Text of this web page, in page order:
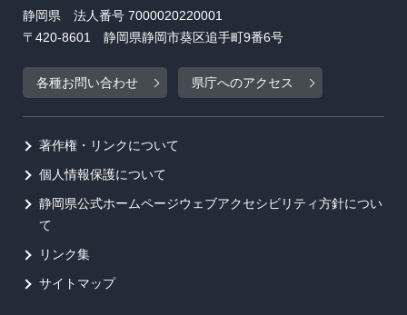
静岡県 法人番号 7000020220001
〒420-8601 静岡県静岡市葵区追手町9番6号
各種お問い合わせ 県庁へのアクセス
著作権・リンクについて
個人情報保護について
静岡県公式ホームページウェブアクセシビリティ方針につい
て
リンク集
サイトマップ